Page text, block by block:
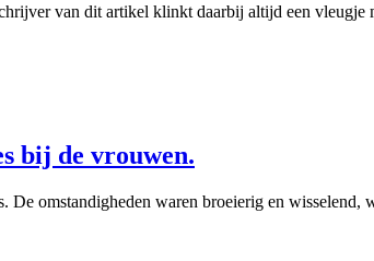
van dit artikel klinkt daarbij altijd een
bij de vrouwen.
omstandigheden waren broeierig en wisselend,